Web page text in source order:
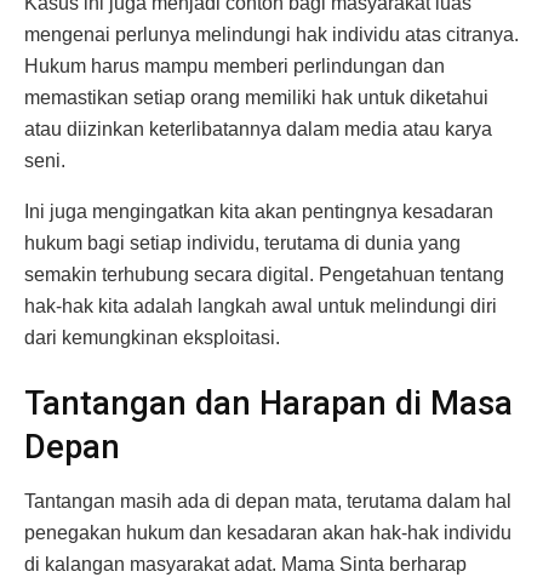
mengenai perlunya melindungi hak individu atas citranya.
Hukum harus mampu memberi perlindungan dan
memastikan setiap orang memiliki hak untuk diketahui
atau diizinkan keterlibatannya dalam media atau karya
seni.
Ini juga mengingatkan kita akan pentingnya kesadaran
hukum bagi setiap individu, terutama di dunia yang
semakin terhubung secara digital. Pengetahuan tentang
hak-hak kita adalah langkah awal untuk melindungi diri
dari kemungkinan eksploitasi.
Tantangan dan Harapan di Masa
Depan
Tantangan masih ada di depan mata, terutama dalam hal
penegakan hukum dan kesadaran akan hak-hak individu
di kalangan masyarakat adat. Mama Sinta berharap